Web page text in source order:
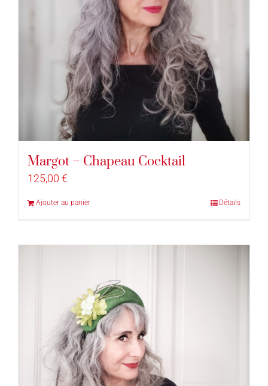
Margot – Chapeau Cocktail
125,00 €
Ajouter au panier Détails